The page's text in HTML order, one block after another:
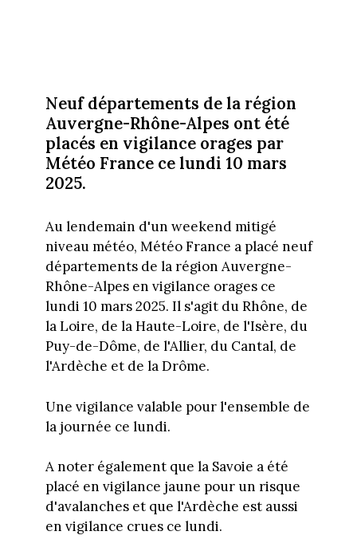
Neuf départements de la région
Auvergne-Rhône-Alpes ont été
placés en vigilance orages par
Météo France ce lundi 10 mars
2025.
Au lendemain d'un weekend mitigé
niveau météo, Météo France a placé neuf
départements de la région Auvergne-
Rhône-Alpes en vigilance orages ce
lundi 10 mars 2025. Il s'agit du Rhône, de
la Loire, de la Haute-Loire, de l'Isère, du
Puy-de-Dôme, de l'Allier, du Cantal, de
l'Ardèche et de la Drôme.
Une vigilance valable pour l'ensemble de
la journée ce lundi.
A noter également que la Savoie a été
placé en vigilance jaune pour un risque
d'avalanches et que l'Ardèche est aussi
en vigilance crues ce lundi.